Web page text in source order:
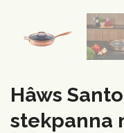
Hâws
stekpanna